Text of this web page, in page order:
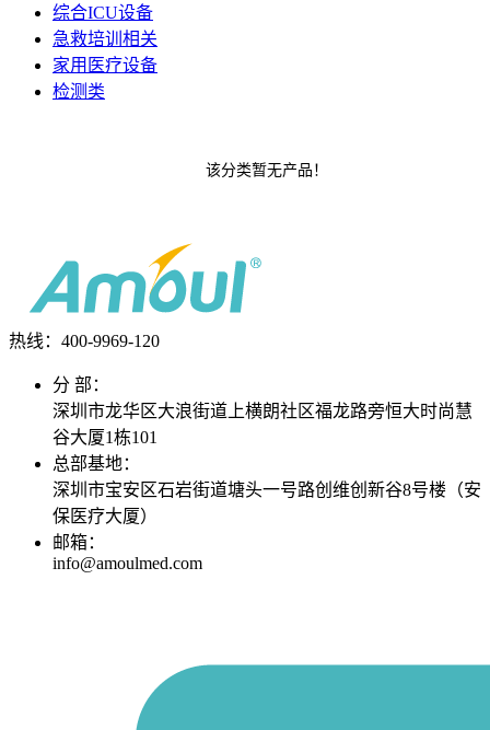
综合ICU设备
急救培训相关
家用医疗设备
检测类
该分类暂无产品！
热线：400-9969-120
分 部：
深圳市龙华区大浪街道上横朗社区福龙路旁恒大时尚慧
谷大厦1栋101
总部基地：
深圳市宝安区石岩街道塘头一号路创维创新谷8号楼（安
保医疗大厦）
邮箱：
info@amoulmed.com